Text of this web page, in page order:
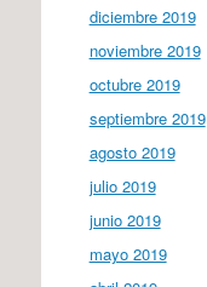
diciembre 2019
noviembre 2019
octubre 2019
septiembre 2019
agosto 2019
julio 2019
junio 2019
mayo 2019